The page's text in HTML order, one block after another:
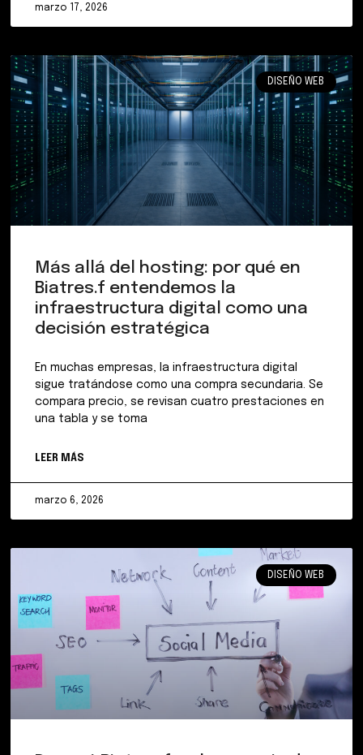
marzo 17, 2026
DISEÑO WEB
Más allá del hosting: por qué en
Biatres.f entendemos la
infraestructura digital como una
decisión estratégica
En muchas empresas, la infraestructura digital
sigue tratándose como una compra secundaria. Se
compara precio, se revisan cuatro prestaciones en
una tabla y se toma
LEER MÁS
marzo 6, 2026
DISEÑO WEB